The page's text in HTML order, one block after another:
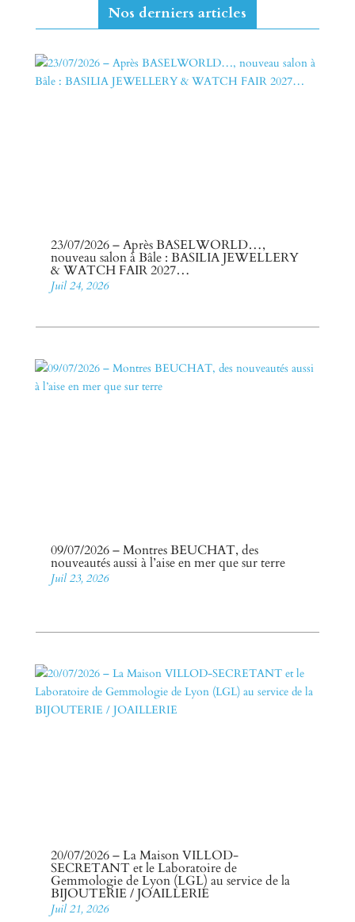
Nos derniers articles
23/07/2026 – Après BASELWORLD…,
nouveau salon à Bâle : BASILIA JEWELLERY
& WATCH FAIR 2027…
Juil 24, 2026
09/07/2026 – Montres BEUCHAT, des
nouveautés aussi à l’aise en mer que sur terre
Juil 23, 2026
20/07/2026 – La Maison VILLOD-
SECRETANT et le Laboratoire de
Gemmologie de Lyon (LGL) au service de la
BIJOUTERIE / JOAILLERIE
Juil 21, 2026